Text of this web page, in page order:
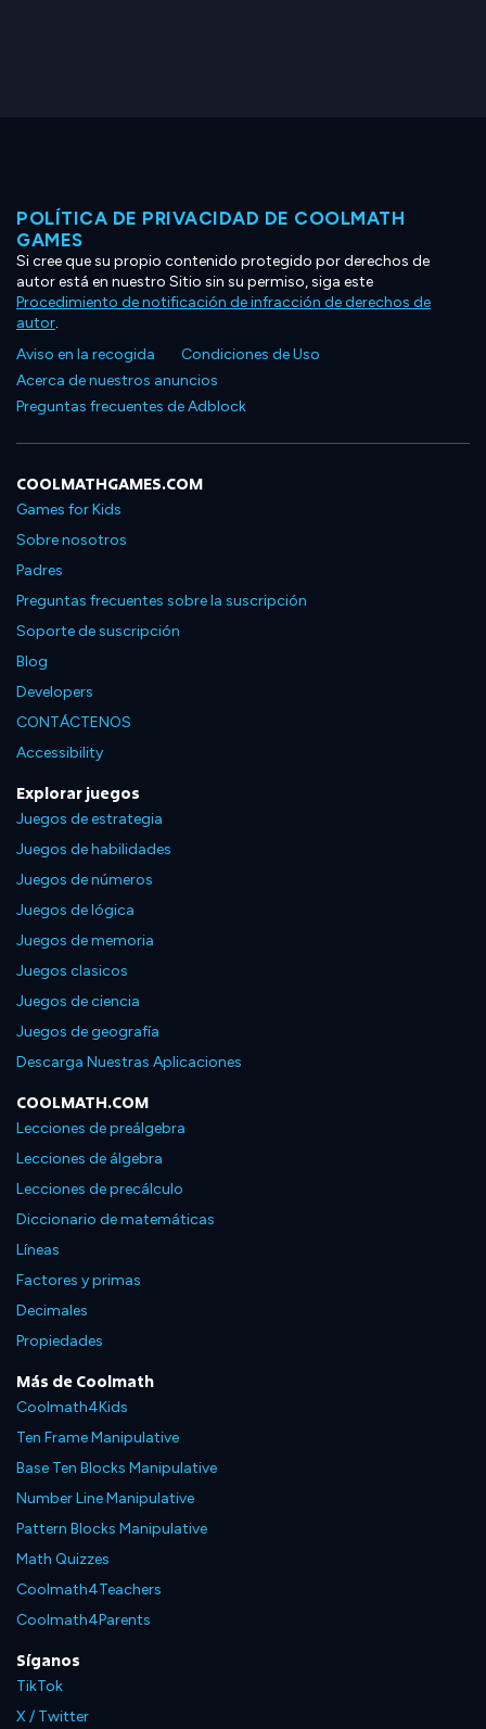
POLÍTICA DE PRIVACIDAD DE COOLMATH
GAMES
Si cree que su propio contenido protegido por derechos de
autor está en nuestro Sitio sin su permiso, siga este
Procedimiento de notificación de infracción de derechos de
autor.
Aviso en la recogida
Condiciones de Uso
Acerca de nuestros anuncios
Preguntas frecuentes de Adblock
COOLMATHGAMES.COM
Games for Kids
Sobre nosotros
Padres
Preguntas frecuentes sobre la suscripción
Soporte de suscripción
Blog
Developers
CONTÁCTENOS
Accessibility
Explorar juegos
Juegos de estrategia
Juegos de habilidades
Juegos de números
Juegos de lógica
Juegos de memoria
Juegos clasicos
Juegos de ciencia
Juegos de geografía
Descarga Nuestras Aplicaciones
COOLMATH.COM
Lecciones de preálgebra
Lecciones de álgebra
Lecciones de precálculo
Diccionario de matemáticas
Líneas
Factores y primas
Decimales
Propiedades
Más de Coolmath
Coolmath4Kids
Ten Frame Manipulative
Base Ten Blocks Manipulative
Number Line Manipulative
Pattern Blocks Manipulative
Math Quizzes
Coolmath4Teachers
Coolmath4Parents
Síganos
TikTok
X / Twitter